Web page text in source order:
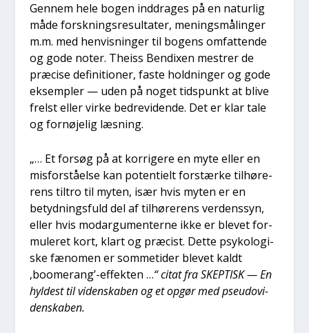
Gen­nem hele bogen ind­dra­ges på en natur­lig
måde forsk­nings­re­sul­ta­ter, menings­må­lin­ger
m.m. med hen­vis­nin­ger til bogens omfat­ten­de
og gode noter. Thei­ss Ben­dixen mestrer de
præ­ci­se defi­ni­tio­ner, faste hold­nin­ger og gode
eksemp­ler — uden på noget tids­punkt at bli­ve
frelst eller vir­ke bed­re­vi­den­de. Det er klar tale
og for­nø­je­lig læs­ning.
„… Et for­søg på at kor­ri­ge­re en myte eller en
mis­for­stå­el­se kan poten­ti­elt for­stær­ke til­hø­re­
rens til­tro til myten, især hvis myten er en
betyd­nings­fuld del af til­hø­re­rens ver­dens­syn,
eller hvis mod­ar­gu­men­ter­ne ikke er ble­vet for­
mu­le­ret kort, klart og præ­cist. Det­te psy­ko­lo­gi­
ske fæno­men er som­me­ti­der ble­vet kaldt
‚boomerang’-effekten …“ citat fra SKEPTISK — En
hyl­dest til viden­ska­ben og et opgør med pseu­d­ovi­
den­ska­ben.